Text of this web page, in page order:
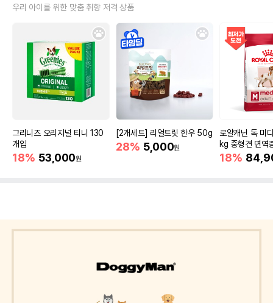
우리 아이를 위한 맞춤 취향 저격 상품
그리니즈 오리지널 티니 130
개입
18% 53,000원
[2개세트] 리얼트릿 한우 50g
28% 5,000원
로얄캐닌 독 미
kg 중형견 면역
18%